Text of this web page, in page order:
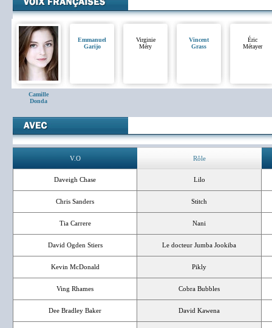
Camille
Donda
Emmanuel
Garijo
Virginie
Méry
Vincent
Grass
Éric
Métayer
V.O Rôle
Daveigh Chase Lilo
Chris Sanders Stitch
Tia Carrere Nani
David Ogden Stiers Le docteur Jumba Jookiba
Kevin McDonald Pikly
Ving Rhames Cobra Bubbles
Dee Bradley Baker David Kawena